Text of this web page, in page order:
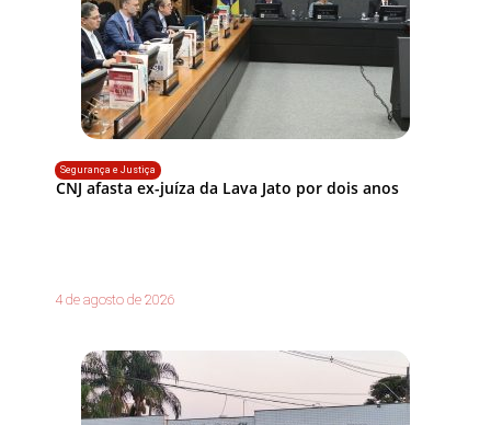
Segurança e Justiça
CNJ afasta ex-juíza da Lava Jato por dois anos
4 de agosto de 2026